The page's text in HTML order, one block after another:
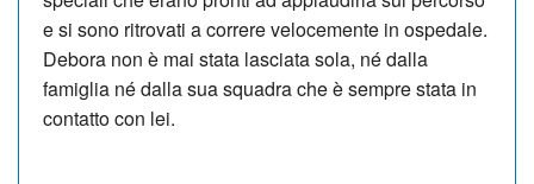
e si sono ritrovati a correre velocemente in ospedale.
Debora non è mai stata lasciata sola, né dalla
famiglia né dalla sua squadra che è sempre stata in
contatto con lei.